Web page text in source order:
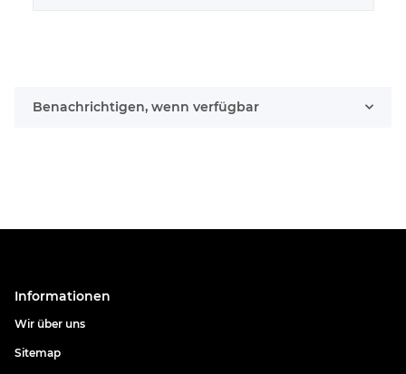
Benachrichtigen, wenn verfügbar
Informationen
Wir über uns
Sitemap